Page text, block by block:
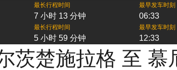
最长行程时间
7 小时 13 分钟
最早发车时刻
06:33
最长行程时间
5 小时 59 分钟
最早发车时刻
12:33
茨楚施拉格 至 慕